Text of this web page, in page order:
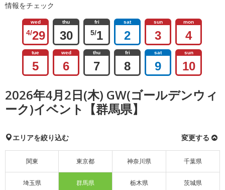
情報をチェック
wed
4/29
thu
30
fri
5/1
sat
2
sun
3
mon
4
tue
5
wed
6
thu
7
fri
8
sat
9
sun
10
2026年4月2日(木) GW(ゴールデンウィ
ーク)イベント【群馬県】
エリアを絞り込む 変更する
関東 東京都 神奈川県 千葉県
埼玉県 群馬県 栃木県 茨城県